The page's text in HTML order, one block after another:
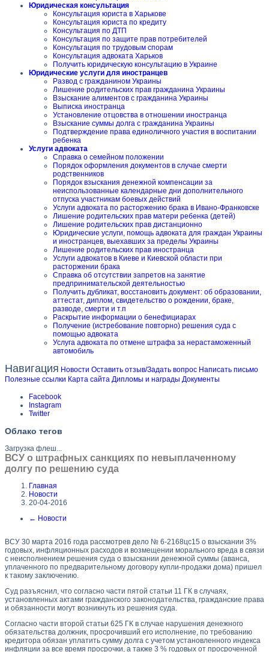
Юридическая консультация
Консультация юриста в Харькове
Консультация юриста по кредиту
Консультация по ДТП
Консультация по защите прав потребителей
Консультация по трудовым спорам
Консультация адвоката Харьков
Получить юридическую консультацию в Украине
Юридические услуги для иностранцев
Развод с гражданином Украины
Лишение родительских прав гражданина Украины
Взыскание алиментов с гражданина Украины
Выписка иностранца
Установление отцовства в отношении иностранца
Взыскание суммы долга с гражданина Украины
Подтверждение права единоличного участия в воспитании
ребенка
Услуги адвоката
Справка о семейном положении
Порядок оформления документов в случае смерти
родственников
Порядок взыскания денежной компенсации за
неиспользованные календарные дни дополнительного
отпуска участникам боевых действий
Услуги адвоката по расторжению брака в Ивано-Франковске
Лишение родительских прав матери ребенка (детей)
Лишение родительских прав дистанционно
Юридические услуги, помощь адвоката для граждан Украины
и иностранцев, выехавших за пределы Украины
Лишение родительских прав иностранца
Услуги адвокатов в Киеве и Киевской области при
расторжении брака
Справка об отсутствии запретов на занятие
предпринимательской деятельностью
Получить дубликат, восстановить документ: об образовании,
аттестат, диплом, свидетельство о рождении, браке,
разводе, смерти и т.п
Раскрытие информации о бенефициарах
Получение (истребование повторно) решения суда с
помощью адвоката
Услуга адвоката по отмене штрафа за нерастаможенный
автомобиль
Навигация Новости Оставить отзыв/Задать вопрос Написать письмо
Полезные ссылки Карта сайта Дипломы и награды Документы
Facebook
Instagram
Twitter
Облако тегов
Загрузка флеш...
ВСУ о штрафных санкциях по невыплаченному
долгу по решению суда
Главная
Новости
20-04-2016
← Новости
ВСУ 30 марта 2016 года рассмотрев дело № 6-2168цс15 о взыскании 3%
годовых, инфляционных расходов и возмещении морального вреда в связи
с неисполнением решения суда о взыскании денежной суммы (аванса,
уплаченного по предварительному договору купли-продажи дома) пришел
к такому заключению.
Суд разъяснил, что согласно части пятой статьи 11 ГК в случаях,
установленных актами гражданского законодательства, гражданские права
и обязанности могут возникнуть из решения суда.
Согласно части второй статьи 625 ГК в случае нарушения денежного
обязательства должник, просрочивший его исполнение, по требованию
кредитора обязан уплатить сумму долга с учетом установленного индекса
инфляции за все время просрочки, а также 3 % годовых от просроченной